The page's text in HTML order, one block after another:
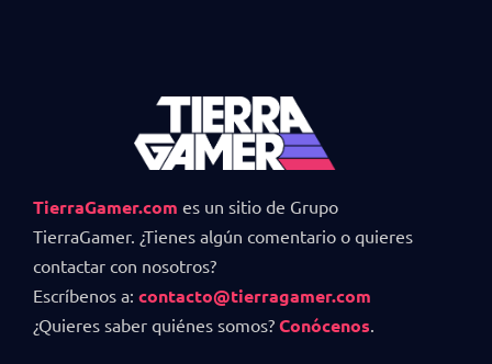
TierraGamer.com es un sitio de Grupo
TierraGamer. ¿Tienes algún comentario o quieres
contactar con nosotros?
Escríbenos a: contacto@tierragamer.com
¿Quieres saber quiénes somos? Conócenos.